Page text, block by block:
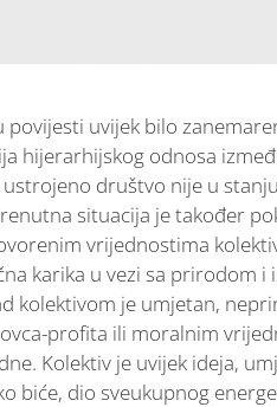
povijesti uvijek bilo
hijerarhijskog odnosa
društvo nije u
situacija je također
vrijednostima
karika u vezi sa prirodom i
kolektivom je umjetan,
profita ili moralnim
Kolektiv je uvijek ideja,
biće, dio sveukupnog